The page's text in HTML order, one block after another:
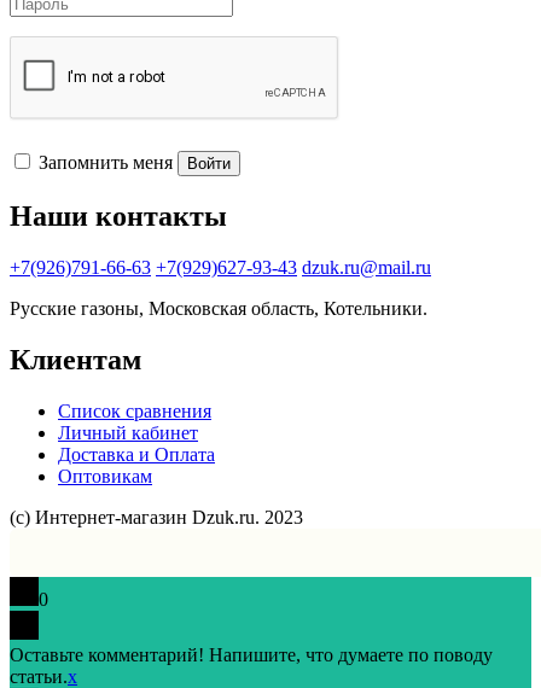
Запомнить меня Войти
Наши контакты
+7(926)791-66-63 +7(929)627-93-43 dzuk.ru@mail.ru
Русские газоны, Московская область, Котельники.
Клиентам
Список сравнения
Личный кабинет
Доставка и Оплата
Оптовикам
(с) Интернет-магазин Dzuk.ru. 2023
0
Оставьте комментарий! Напишите, что думаете по поводу
статьи.x